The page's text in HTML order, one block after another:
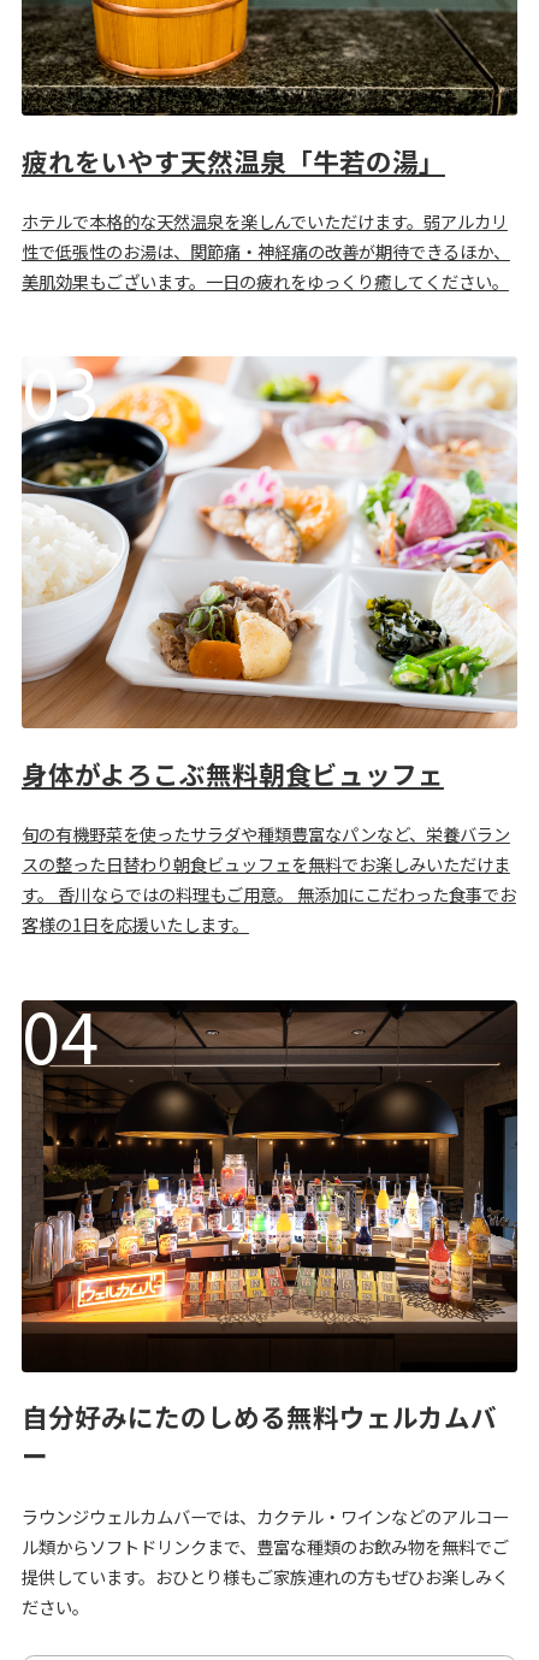
疲れをいやす天然温泉「牛若の湯」
ホテルで本格的な天然温泉を楽しんでいただけます。弱アルカリ
性で低張性のお湯は、関節痛・神経痛の改善が期待できるほか、
美肌効果もございます。一日の疲れをゆっくり癒してください。
身体がよろこぶ無料朝食ビュッフェ
旬の有機野菜を使ったサラダや種類豊富なパンなど、栄養バラン
スの整った日替わり朝食ビュッフェを無料でお楽しみいただけま
す。 香川ならではの料理もご用意。 無添加にこだわった食事でお
客様の1日を応援いたします。
自分好みにたのしめる無料ウェルカムバ
ー
ラウンジウェルカムバーでは、カクテル・ワインなどのアルコー
ル類からソフトドリンクまで、豊富な種類のお飲み物を無料でご
提供しています。おひとり様もご家族連れの方もぜひお楽しみく
ださい。